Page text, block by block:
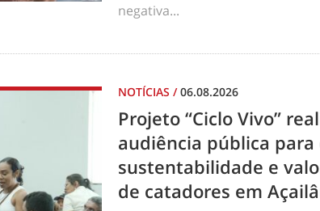
negativa...
NOTÍCIAS /06.08.2026
Projeto “Ciclo Vivo”
audiência pública
sustentabilidade e
de catadores em